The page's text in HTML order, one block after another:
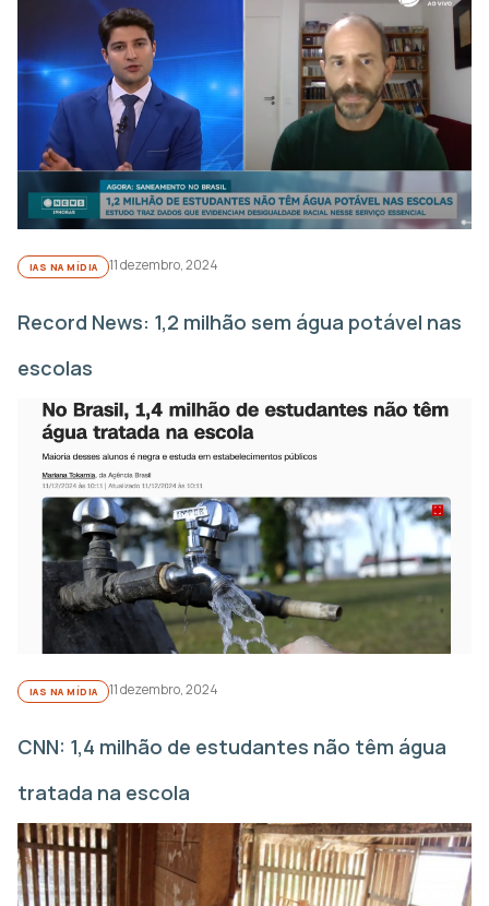
IAS NA MÍDIA 11 dezembro, 2024
Record News: 1,2 milhão sem água potável nas
escolas
IAS NA MÍDIA 11 dezembro, 2024
CNN: 1,4 milhão de estudantes não têm água
tratada na escola